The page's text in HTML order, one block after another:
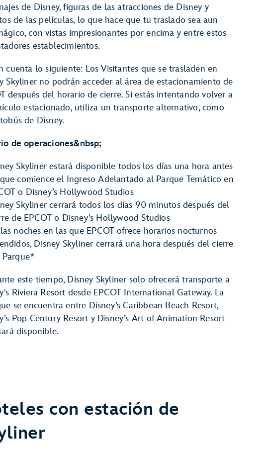
de Disney, figuras de las atracciones de Disney y
de las películas, lo que hace que tu traslado sea aun
con vistas impresionantes por encima y entre estos
establecimientos.
cuenta lo siguiente: Los Visitantes que se trasladen en
Skyliner no podrán acceder al área de estacionamiento de
después del horario de cierre. Si estás intentando volver a
estacionado, utiliza un transporte alternativo, como
de Disney.
de operaciones&nbsp;
Skyliner estará disponible todos los días una hora antes
comience el Ingreso Adelantado al Parque Temático en
o Disney’s Hollywood Studios
Skyliner cerrará todos los días 90 minutos después del
de EPCOT o Disney’s Hollywood Studios
las noches en las que EPCOT ofrece horarios nocturnos
Disney Skyliner cerrará una hora después del cierre
Parque*
este tiempo, Disney Skyliner solo ofrecerá transporte a
Riviera Resort desde EPCOT International Gateway. La
se encuentra entre Disney’s Caribbean Beach Resort,
Pop Century Resort y Disney’s Art of Animation Resort
disponible.
con estación de